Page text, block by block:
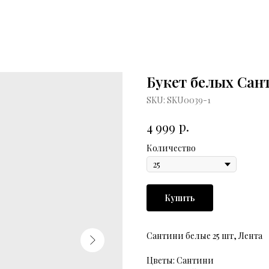
Букет белых
SKU: SKU0039-1
4 999 р.
Количество
Купить
Сантини белые 25 шт, Лента
Цветы: Сантини